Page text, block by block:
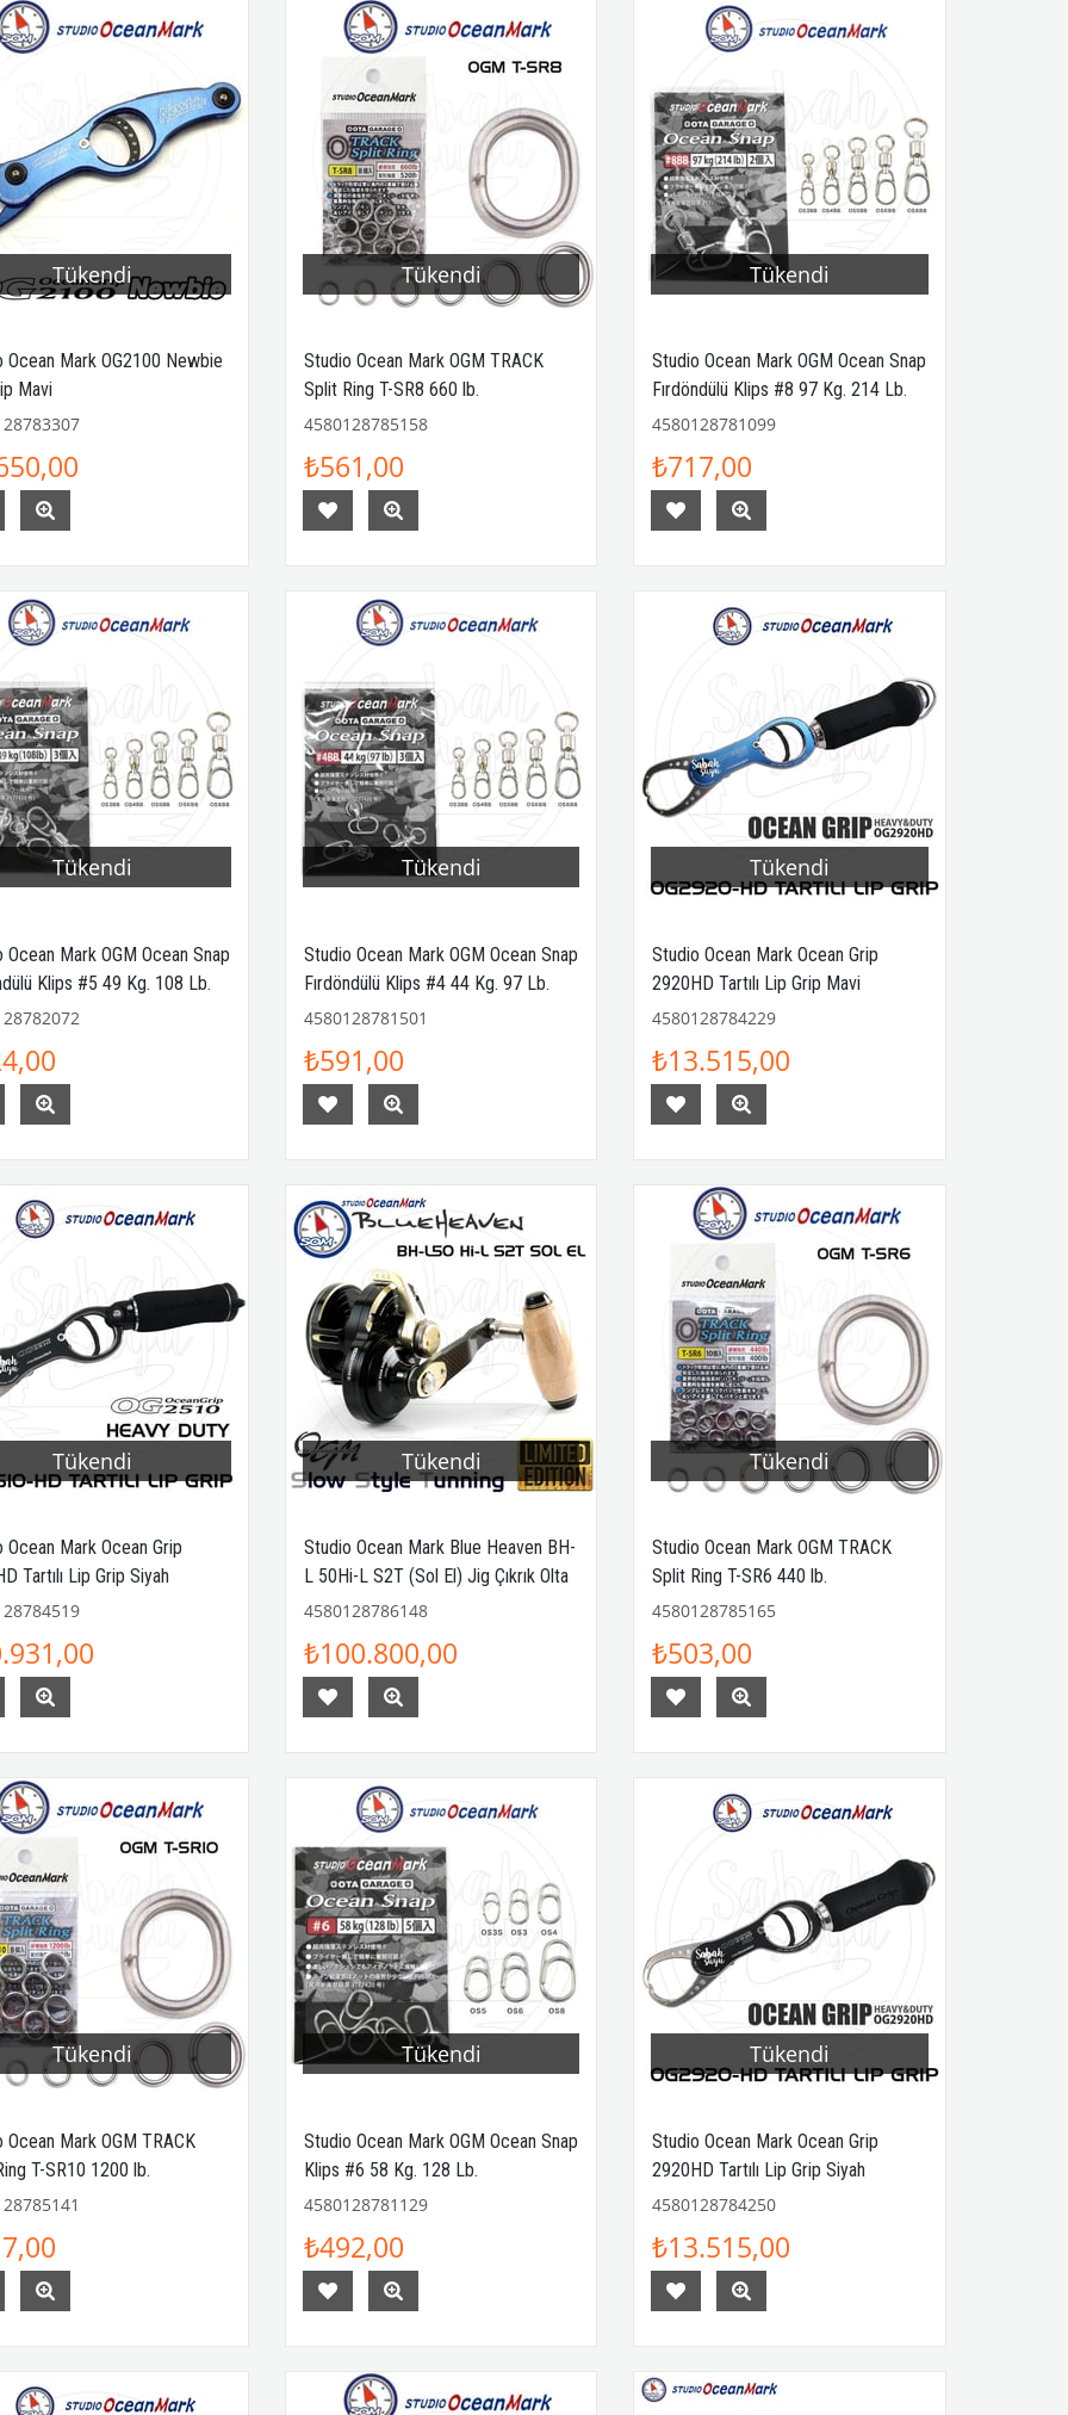
Tükendi
Ocean Mark OG2100 Newbie
Mavi
Tükendi
Studio Ocean Mark OGM TRACK
Split Ring T-SR8 660 lb.
4580128785158
₺561,00
Tükendi
Studio Ocean Mark OGM Ocean Snap
Fırdöndülü Klips #8 97 Kg. 214 Lb.
4580128781099
₺717,00
Tükendi
Ocean Mark OGM Ocean Snap
Klips #5 49 Kg. 108 Lb.
Tükendi
Studio Ocean Mark OGM Ocean Snap
Fırdöndülü Klips #4 44 Kg. 97 Lb.
4580128781501
₺591,00
Tükendi
Studio Ocean Mark Ocean Grip
2920HD Tartılı Lip Grip Mavi
4580128784229
₺13.515,00
Tükendi
Ocean Mark Ocean Grip
Tartılı Lip Grip Siyah
Tükendi
Studio Ocean Mark Blue Heaven BH-
L 50Hi-L S2T (Sol El) Jig Çıkrık Olta
Makinesi
4580128786148
₺100.800,00
Tükendi
Studio Ocean Mark OGM TRACK
Split Ring T-SR6 440 lb.
4580128785165
₺503,00
Tükendi
Ocean Mark OGM TRACK
T-SR10 1200 lb.
Tükendi
Studio Ocean Mark OGM Ocean Snap
Klips #6 58 Kg. 128 Lb.
4580128781129
₺492,00
Tükendi
Studio Ocean Mark Ocean Grip
2920HD Tartılı Lip Grip Siyah
4580128784250
₺13.515,00